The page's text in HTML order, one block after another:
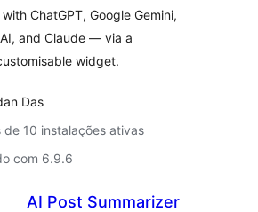
ChatGPT, Google Gemini,
and Claude — via a
widget.
Das
de 10 instalações ativas
com 6.9.6
AI Post Summarizer